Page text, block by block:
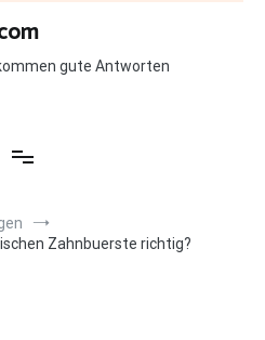
gute Antworten
Zahnbuerste richtig?